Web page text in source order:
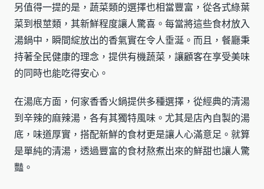
另值得一提的是，蔬菜類的選擇也相當豐富，從各式綠葉
菜到根莖類，其新鮮程度讓人驚喜。每當將這些食材放入
湯鍋中，瞬間綻放出的香氣實在令人垂涎。而且，餐廳秉
持著全民健康的理念，提供有機蔬菜，讓顧客在享受美味
的同時也能吃得安心。
在湯底方面，何家香香火鍋提供多種選擇，從經典的清湯
到辛辣的麻辣湯，各有其獨特風味。尤其是店內自製的湯
底，味道厚實，搭配新鮮的食材更是讓人心滿意足。就算
是單純的清湯，透過豐富的食材熬煮出來的鮮甜也讓人驚
豔。